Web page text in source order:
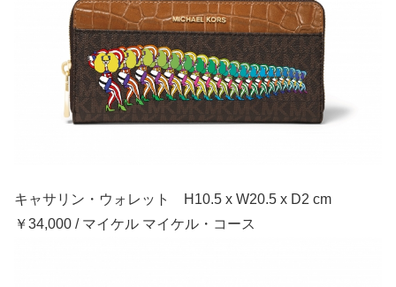
キャサリン・ウォレット H10.5 x W20.5 x D2 cm
￥34,000 / マイケル マイケル・コース